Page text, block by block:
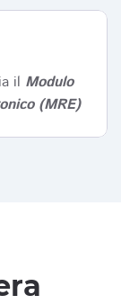
il Modulo
(MRE)